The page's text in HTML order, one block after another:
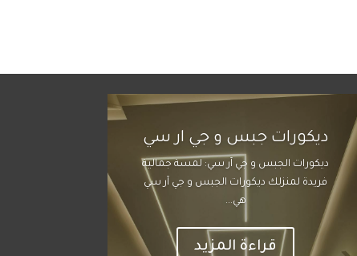
ديكورات جبس و جي ار سي
ديكورات الجبس و جي آر سي: لمسة جمالية
فريدة لمنزلك ديكورات الجبس و جي آر سي
هي...
قراءة المزيد